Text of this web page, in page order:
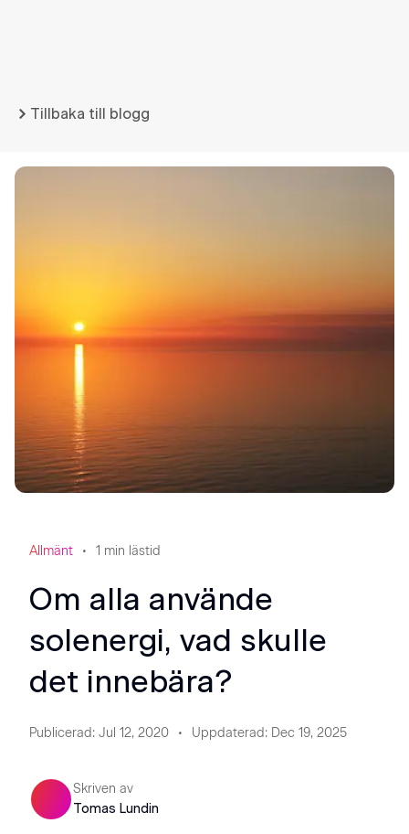
Tillbaka till blogg
Allmänt 1 min lästid
Om alla använde
solenergi, vad skulle
det innebära?
Publicerad: Jul 12, 2020 Uppdaterad: Dec 19, 2025
Skriven av
Tomas Lundin